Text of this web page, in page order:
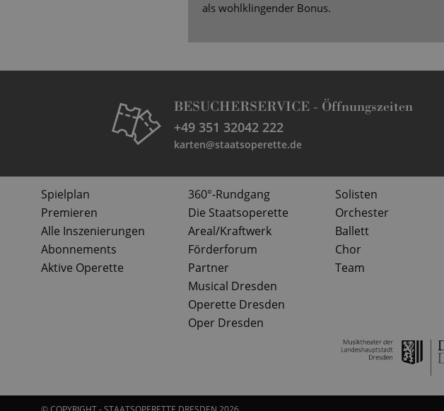
als wohlklingender Bonus.
BESUCHERSERVICE - Öffnungszeiten
+49 351 32042 222
karten@staatsoperette.de
Spielplan
Premieren
Alle Inszenierungen
Abonnements
Aktive Operette
360°-Rundgang
Die Staatsoperette
Areal/Kraftwerk
Förderforum
Partner
Musical Dresden
Operette Dresden
Oper Dresden
Solisten
Orchester
Ballett
Chor
Team